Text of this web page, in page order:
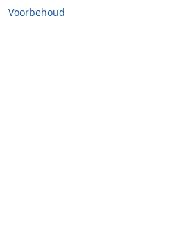
Voorbehoud